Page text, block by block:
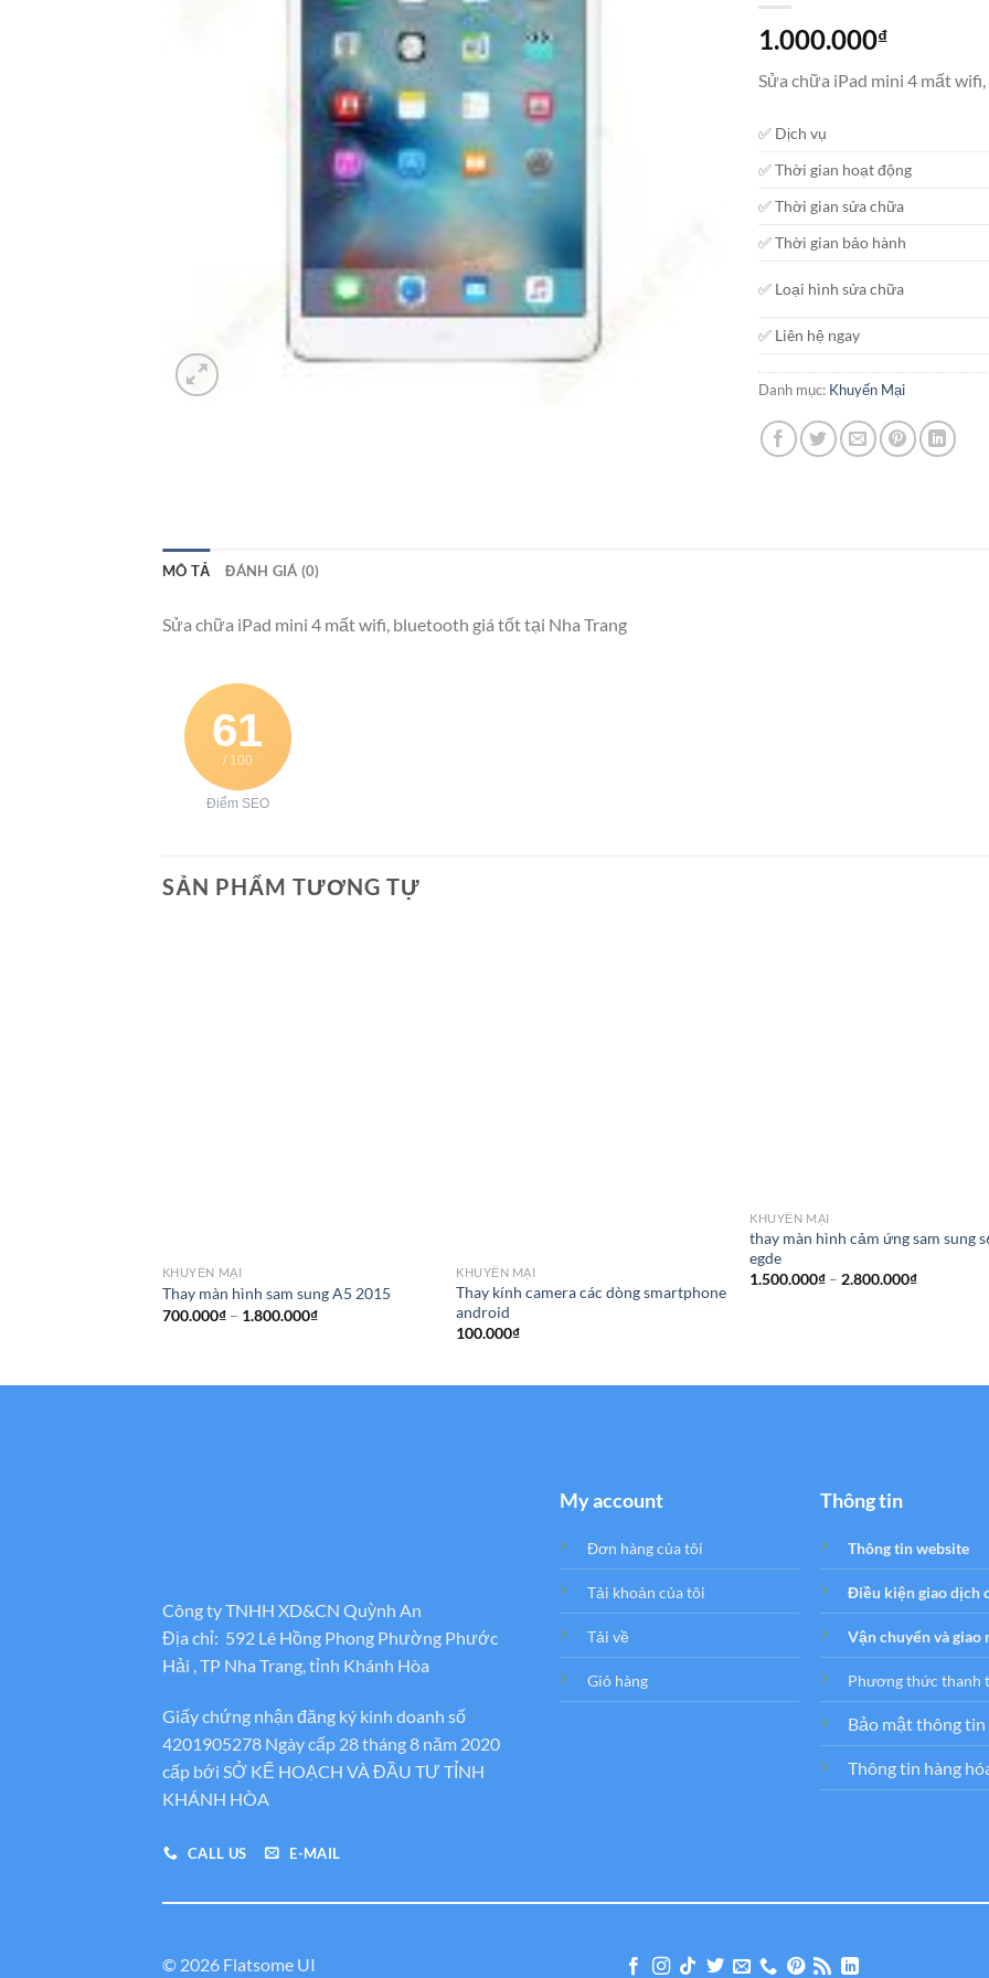
1.000.000₫
Sửa chữa iPad mini 4 mất
✅ Dịch vụ
✅ Thời gian hoạt động
✅ Thời gian sửa chữa
✅ Thời gian bảo hành
✅ Loại hình sửa chữa
✅ Liên hệ ngay
Danh mục: Khuyến Mại
MÔ TẢ ĐÁNH GIÁ (0)
Sửa chữa iPad mini 4 mất wifi, bluetooth giá tốt tại Nha Trang
61
/ 100
Điểm SEO
SẢN PHẨM TƯƠNG TỰ
KHUYẾN MẠI
Thay màn hình sam sung A5 2015
700.000₫ – 1.800.000₫Khoảng
1.800.000₫
KHUYẾN MẠI
Thay kính camera các dòng smartphone
android
100.000₫
KHUYẾN MẠI
thay màn hình cảm ứng sam sung
egde
1.500.000₫ – 2.800.000₫Khoảng
Công ty TNHH XD&CN Quỳnh An
Địa chỉ: 592 Lê Hồng Phong Phường Phước
Hải , TP Nha Trang, tỉnh Khánh Hòa
Giấy chứng nhận đăng ký kinh doanh số
4201905278 Ngày cấp 28 tháng 8 năm 2020
cấp bới SỞ KẾ HOẠCH VÀ ĐẦU TƯ TỈNH
KHÁNH HÒA
CALL US E-MAIL
My account
Đơn hàng của tôi
Tải khoản của tôi
Tải về
Giỏ hàng
Thông tin
Thông tin website
Điều kiện giao dịch
Vận chuyển và giao
Phương thức thanh
Bảo mật thông tin
Thông tin hàng
© 2026 Flatsome UI